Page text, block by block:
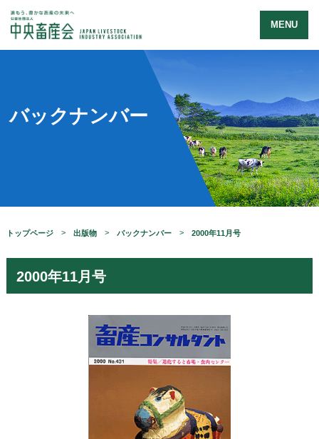
MENU
バックナンバー
トップページ 出版物 バックナンバー 2000年11月号
2000年11月号